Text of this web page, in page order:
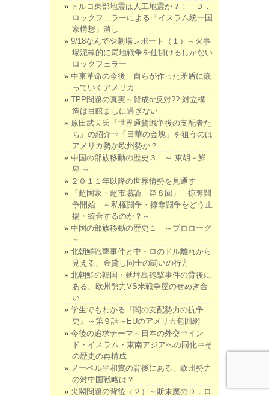
トルコ東部地震は人工地震か？！ Ｄ．
ロックフェラーによる「イスラム統一国
家構想」潰し
9/18なんでや劇場レポート（１）～火事
場泥棒的に局地戦争を仕掛けるしかない
ロックフェラー
中東革命の今後 自らが作った矛盾に嵌
っていくアメリカ
TPP問題の真実～賛成or反対?? 対立構
造は目眩ましに過ぎない
原田武夫氏『世界通貨戦争後の支配者た
ち』の紹介⇒「日華の金塊」を狙うのは
アメリカ勢か欧州勢か？
中国の部族移動の歴史３ ～ 東胡－鮮
卑 ～
２０１１年以降の世界情勢を見通す
「超国家・超市場論 第８回」 掠奪闘
争開始 ～私権闘争・掠奪闘争をどう止
揚・統合するのか？～
中国の部族移動の歴史１ ～プロローグ
～
北朝鮮砲撃事件と中・ロのドル離れから
見える、金貸し同士の闘いの行方
北朝鮮の韓国・延坪島砲撃事件の背後に
ある、欧州勢力VS米戦争屋のせめぎ合
い
学生でもわかる『闇の支配勢力の抗争
史』～第９話～EUのアメリカ包囲網
今後の追求テーマ～日本の外交⇒イン
ド・イスラム・東南アジアへの同化⇒そ
の歴史の再構成
ノーベル平和賞の背後にある、欧州勢力
の対中国戦略は？
尖閣問題の背後（２）～断末魔のＤ．ロ